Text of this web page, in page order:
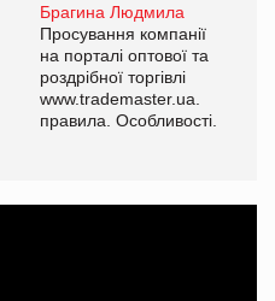
Брагина Людмила
Просування компанії
на порталі оптової та
роздрібної торгівлі
www.trademaster.ua.
правила. Особливості.